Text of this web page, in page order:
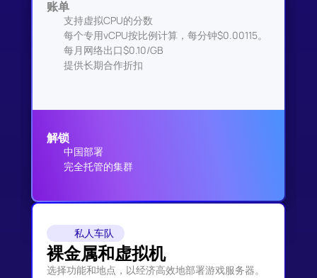
账单
支持虚拟CPU的分数
每个专用vCPU按比例计算，每分钟$0.00115。
每月网络出口$0.10/GB
提供长期合作折扣
解锁
中国部署
完全托管的集群
私人车队
裸金属和虚拟机
选择功能和地点，以经济高效地部署游戏服务器。